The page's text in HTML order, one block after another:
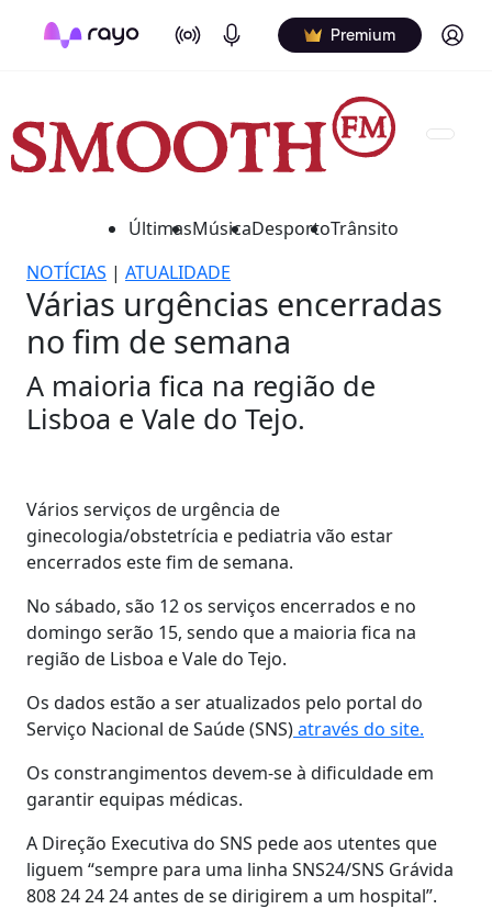
On Air Podcasts Premium Log in
ÚltimasMúsicaDesportoTrânsito
NOTÍCIAS | ATUALIDADE
Várias urgências encerradas
no fim de semana
A maioria fica na região de
Lisboa e Vale do Tejo.
Vários serviços de urgência de
ginecologia/obstetrícia e pediatria vão estar
encerrados este fim de semana.
No sábado, são 12 os serviços encerrados e no
domingo serão 15, sendo que a maioria fica na
região de Lisboa e Vale do Tejo.
Os dados estão a ser atualizados pelo portal do
Serviço Nacional de Saúde (SNS)através do site.
Os constrangimentos devem-se à dificuldade em
garantir equipas médicas.
A Direção Executiva do SNS pede aos utentes que
liguem “sempre para uma linha SNS24/SNS Grávida
808 24 24 24 antes de se dirigirem a um hospital”.